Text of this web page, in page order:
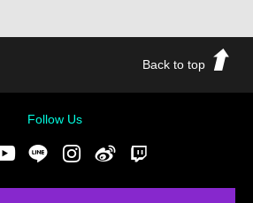
Back to top
Follow Us
YoutubeLINE Instgram新浪微博